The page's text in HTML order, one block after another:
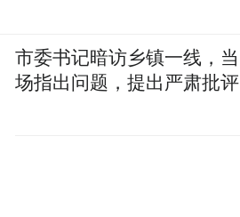
市委书记暗访乡镇一线，当
场指出问题，提出严肃批评